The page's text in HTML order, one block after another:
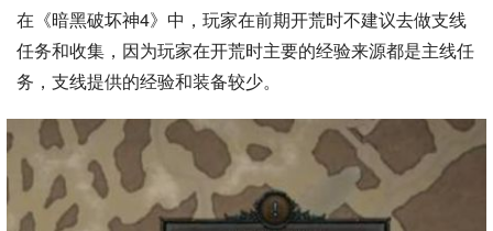
在《暗黑破坏神4》中，玩家在前期开荒时不建议去做支线
任务和收集，因为玩家在开荒时主要的经验来源都是主线任
务，支线提供的经验和装备较少。